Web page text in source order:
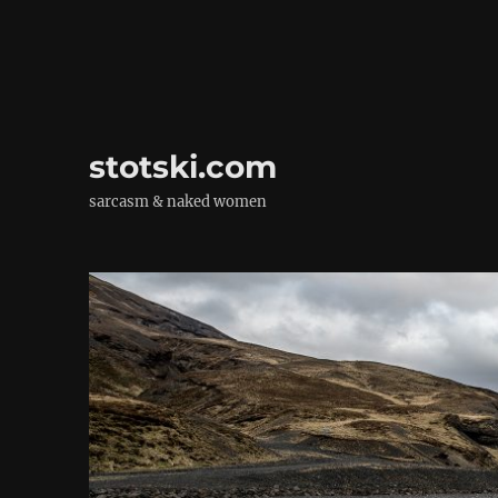
stotski.com
sarcasm & naked women